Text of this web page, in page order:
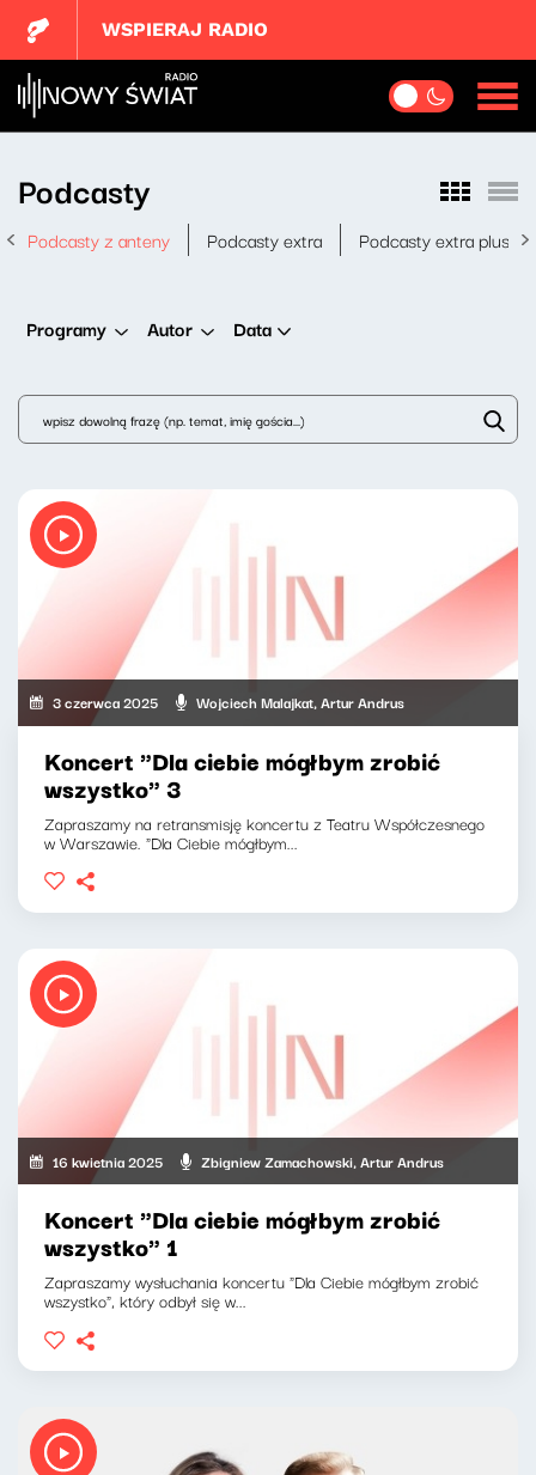
WSPIERAJ RADIO
Podcasty
Podcasty z anteny Podcasty extra Podcasty extra plus
Programy Autor Data
3 czerwca 2025 Wojciech Malajkat, Artur Andrus
Koncert "Dla ciebie mógłbym zrobić
wszystko" 3
Zapraszamy na retransmisję koncertu z Teatru Współczesnego
w Warszawie. "Dla Ciebie mógłbym...
16 kwietnia 2025 Zbigniew Zamachowski, Artur Andrus
Koncert "Dla ciebie mógłbym zrobić
wszystko" 1
Zapraszamy wysłuchania koncertu "Dla Ciebie mógłbym zrobić
wszystko", który odbył się w...